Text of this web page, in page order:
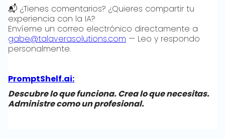
📬 ¿Tienes comentarios? ¿Quieres compartir tu
experiencia con la IA?
Envíeme un correo electrónico directamente a
gabe@talaverasolutions.com — Leo y respondo
personalmente.
PromptShelf.ai:
Descubre lo que funciona. Crea lo que necesitas.
Administre como un profesional.